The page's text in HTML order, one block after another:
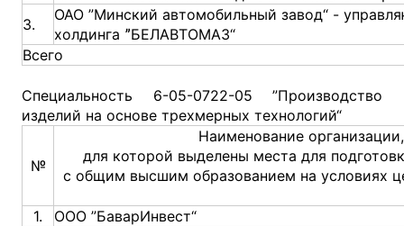
3.
ОАО ”Минский автомобильный завод“ -
холдинга ˮБЕЛАВТОМАЗ“
Всего
Специальность 6-05-0722-05 ”Производство
изделий на основе трехмерных технологий“
№
Наименование организации,
для которой выделены места для
с общим высшим образованием на условиях
1.
ООО ”БаварИнвест“